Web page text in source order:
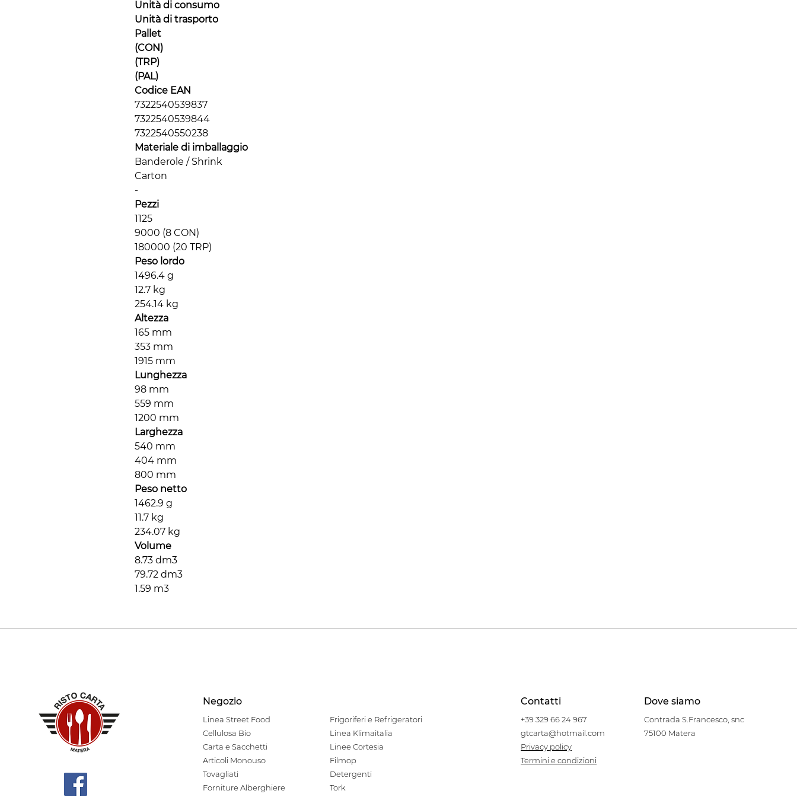
Unità di consumo
Unità di trasporto
Pallet
(CON)
(TRP)
(PAL)
Codice EAN
7322540539837
7322540539844
7322540550238
Materiale di imballaggio
Banderole / Shrink
Carton
-
Pezzi
1125
9000 (8 CON)
180000 (20 TRP)
Peso lordo
1496.4 g
12.7 kg
254.14 kg
Altezza
165 mm
353 mm
1915 mm
Lunghezza
98 mm
559 mm
1200 mm
Larghezza
540 mm
404 mm
800 mm
Peso netto
1462.9 g
11.7 kg
234.07 kg
Volume
8.73 dm3
79.72 dm3
1.59 m3
Negozio
Linea Street Food
Cellulosa Bio
Carta e Sacchetti
Articoli Monouso
Tovagliati
Forniture Alberghiere
Frigoriferi e Refrigeratori
Linea Klimaitalia
Linee Cortesia
Filmop
Detergenti
Tork
Contatti Dove siamo
+39 329 66 24 967
gtcarta@hotmail.com
Privacy policy
Termini e condizioni
Contrada S.Francesco, snc
75100 Matera